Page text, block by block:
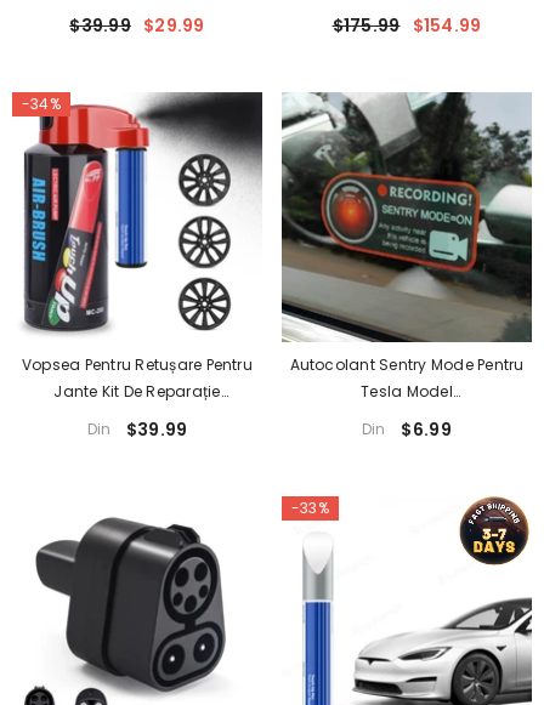
$39.99 $29.99 Husă Auto Pentru Tesla
$175.99 $154.99
-34%
Vopsea Pentru Retușare Pentru
Jante Kit De Reparație
Pulverizator Electric Pt Tesla
Din $39.99
Autocolant Sentry Mode Pentru
Tesla Model
3/Y/X/S/Cibercamion
Din $6.99
-33%